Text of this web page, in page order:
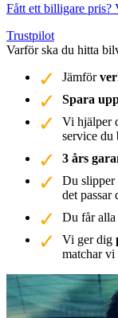
Fått ett billigare pris?
Trustpilot
Varför ska du hitta
Jämför
Spara
Vi hjälper
service du
3 års
Du slipper
det passar
Du får
Vi ger dig
matchar vi